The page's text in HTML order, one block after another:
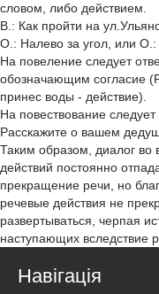
словом, либо действием.
В.: Как пройти на
О.: Налево за угол, или О.:
На повеление следует
обозначающим согласие
принес воды - действие).
На повествование
Расскажите о вашем
Таким образом, диалог во
действий постоянно
прекращение речи, но
речевые действия не
развертываться, черпая
наступающих вследствие
Навігація